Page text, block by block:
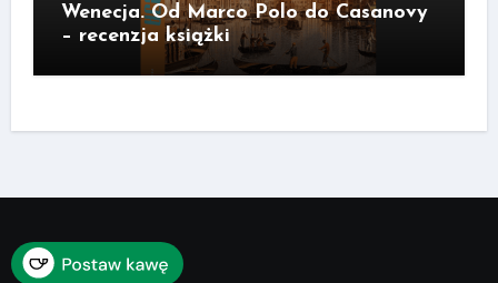
Wenecja. Od Marco Polo do Casanovy
– recenzja książki